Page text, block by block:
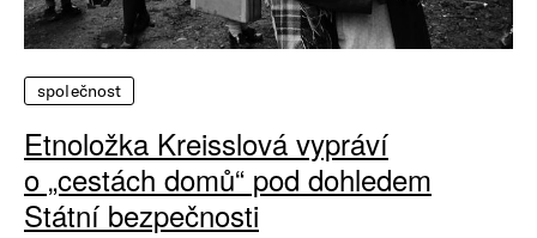
společnost
Etnoložka Kreisslová vypráví
o „cestách domů“ pod dohledem
Státní bezpečnosti